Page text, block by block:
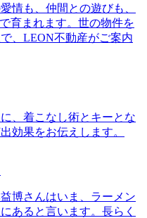
情も、仲間との遊びも、
育まれます。世の物件を
、LEON不動産がご案内
、着こなし術とキーとな
効果をお伝えします。
博さんはいま、ラーメン
あると言います。長らく